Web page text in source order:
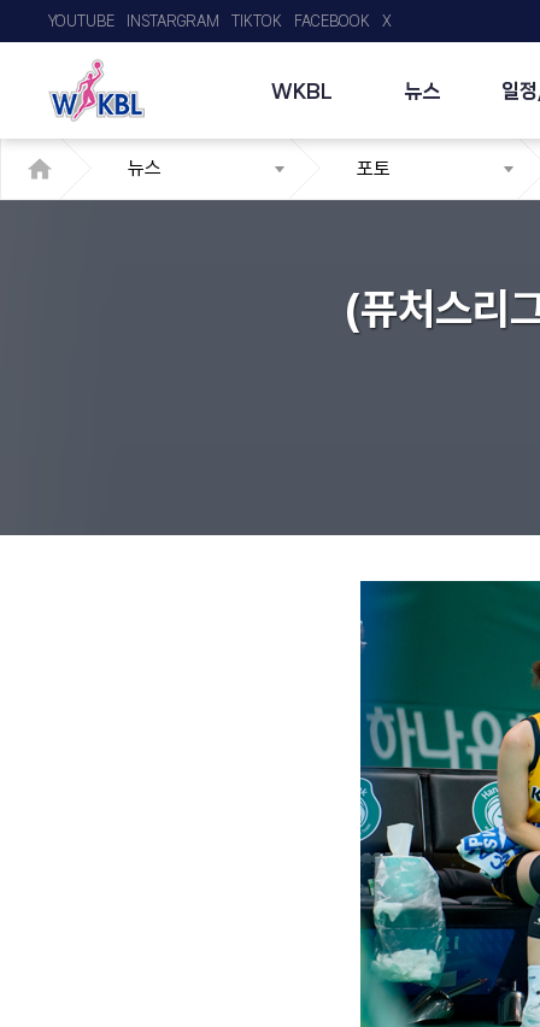
WKBL 뉴스 일
YOUTUBE INSTARGRAM TIKTOK FACEBOOK X
뉴스 포토
(퓨처스리